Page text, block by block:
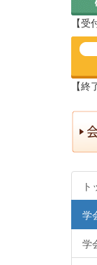
【
【
学
学